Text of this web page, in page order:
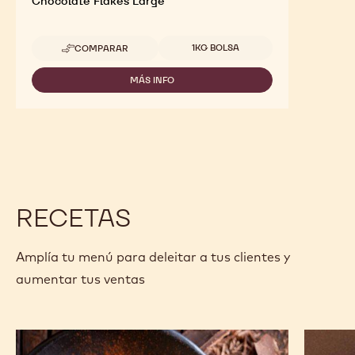
COMPARAR
-
CHOCOLATE
LARGE
Tamaños disponibles
1KG BOLSA
MÁS INFO
-
RECETAS
Amplía tu menú para deleitar a tus clientes y
aumentar tus ventas
Trufas